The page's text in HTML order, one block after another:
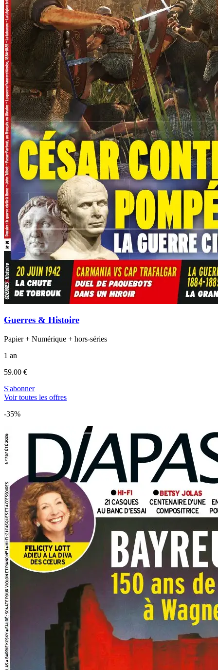
Guerres & Histoire
Papier + Numérique + hors-séries
1 an
59.00 €
S'abonner
Voir toutes les offres
-35%